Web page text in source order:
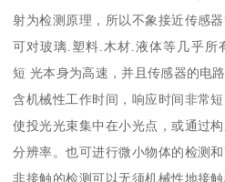
射为检测原理，所以不象接近传感
可对玻璃.塑料.木材.液体等几乎
短 光本身为高速，并且传感器的电
含机械性工作时间，响应时间非常
使投光光束集中在小光点，或通过
分辨率。也可进行微小物体的检测
非接触的检测可以无须机械性地接